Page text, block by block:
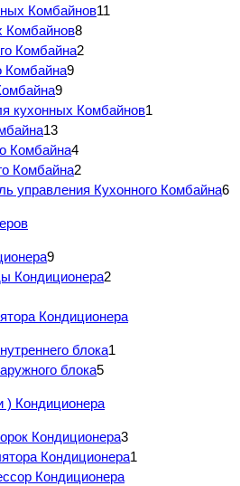
Комбайнов11
Комбайнов8
Комбайна2
Комбайна9
9
кухонных Комбайнов1
13
Комбайна4
Комбайна2
управления Кухонного Комбайна6
9
Кондиционера2
Кондиционера
блока1
блока5
) Кондиционера
Кондиционера3
Кондиционера1
Кондиционера